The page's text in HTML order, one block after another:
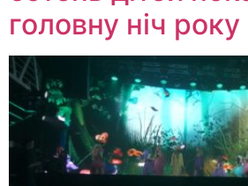
головну ніч року